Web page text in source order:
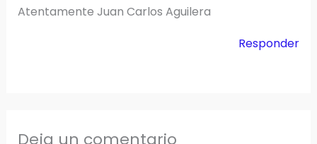
Atentamente Juan Carlos Aguilera
Responder
Deja un comentario